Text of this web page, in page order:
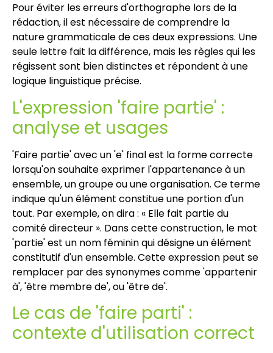
Pour éviter les erreurs d'orthographe lors de la
rédaction, il est nécessaire de comprendre la
nature grammaticale de ces deux expressions. Une
seule lettre fait la différence, mais les règles qui les
régissent sont bien distinctes et répondent à une
logique linguistique précise.
L'expression 'faire partie' :
analyse et usages
'Faire partie' avec un 'e' final est la forme correcte
lorsqu'on souhaite exprimer l'appartenance à un
ensemble, un groupe ou une organisation. Ce terme
indique qu'un élément constitue une portion d'un
tout. Par exemple, on dira : « Elle fait partie du
comité directeur ». Dans cette construction, le mot
'partie' est un nom féminin qui désigne un élément
constitutif d'un ensemble. Cette expression peut se
remplacer par des synonymes comme 'appartenir
à', 'être membre de', ou 'être de'.
Le cas de 'faire parti' :
contexte d'utilisation correct